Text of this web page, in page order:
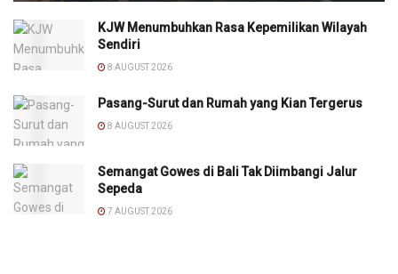
KJW Menumbuhkan Rasa Kepemilikan Wilayah
Sendiri
8 AUGUST 2026
Pasang-Surut dan Rumah yang Kian Tergerus
8 AUGUST 2026
Semangat Gowes di Bali Tak Diimbangi Jalur
Sepeda
7 AUGUST 2026